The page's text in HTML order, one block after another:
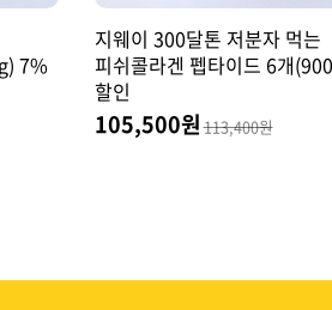
7%
지웨이 300달톤 저분자 먹는
피쉬콜라겐 펩타이드 6개
할인
105,500원113,400원